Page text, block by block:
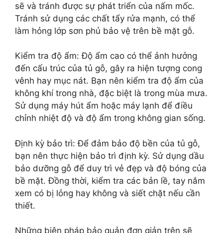
sẽ và tránh được sự phát triển của nấm mốc.
Tránh sử dụng các chất tẩy rửa mạnh, có thể
làm hỏng lớp sơn phủ bảo vệ trên bề mặt gỗ.
Kiểm tra độ ẩm: Độ ẩm cao có thể ảnh hưởng
đến cấu trúc của tủ gỗ, gây ra hiện tượng cong
vênh hay mục nát. Bạn nên kiểm tra độ ẩm của
không khí trong nhà, đặc biệt là trong mùa mưa.
Sử dụng máy hút ẩm hoặc máy lạnh để điều
chỉnh nhiệt độ và độ ẩm trong không gian sống.
Định kỳ bảo trì: Để đảm bảo độ bền của tủ gỗ,
bạn nên thực hiện bảo trì định kỳ. Sử dụng dầu
bảo dưỡng gỗ để duy trì vẻ đẹp và độ bóng của
bề mặt. Đồng thời, kiểm tra các bản lề, tay nắm
xem có bị lỏng hay không và siết chặt nếu cần
thiết.
Những biện pháp bảo quản đơn giản trên sẽ